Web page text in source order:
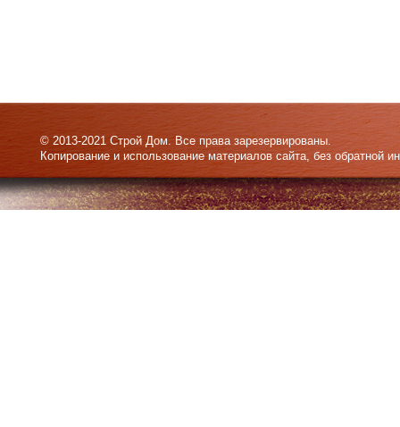
© 2013-2021 Строй Дом. Все права зарезервированы.
Копирование и использование материалов сайта, без обратной